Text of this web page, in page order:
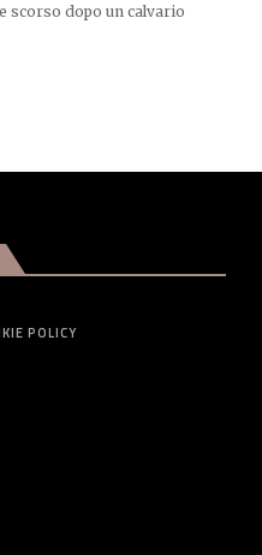
scorso dopo un calvario
POLICY